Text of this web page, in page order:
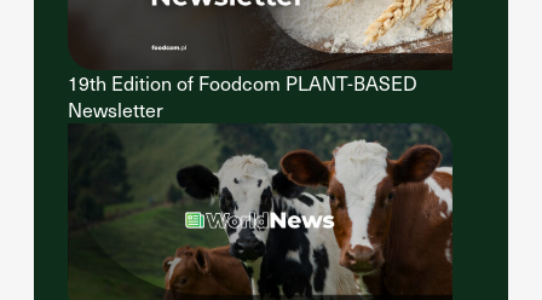
19th Edition of Foodcom PLANT-BASED
Newsletter